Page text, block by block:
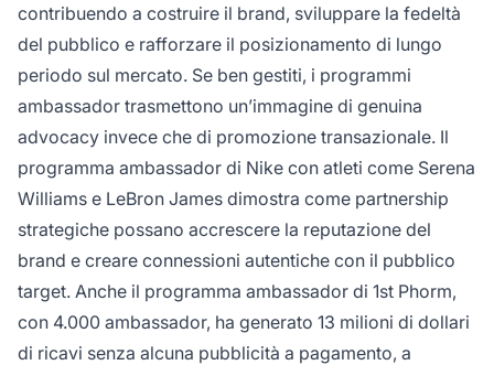
contribuendo a costruire il brand, sviluppare la fedeltà
del pubblico e rafforzare il posizionamento di lungo
periodo sul mercato. Se ben gestiti, i programmi
ambassador trasmettono un’immagine di genuina
advocacy invece che di promozione transazionale. Il
programma ambassador di Nike con atleti come Serena
Williams e LeBron James dimostra come partnership
strategiche possano accrescere la reputazione del
brand e creare connessioni autentiche con il pubblico
target. Anche il programma ambassador di 1st Phorm,
con 4.000 ambassador, ha generato 13 milioni di dollari
di ricavi senza alcuna pubblicità a pagamento, a